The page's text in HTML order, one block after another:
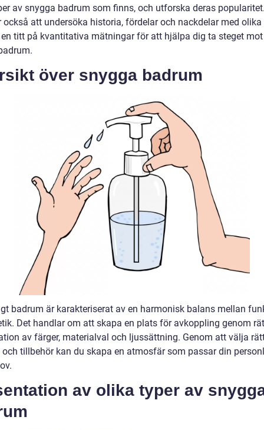
av snygga badrum som finns, och utforska deras
också att undersöka historia, fördelar och nackdelar med
titt på kvantitativa mätningar för att hjälpa dig ta steget
över snygga badrum
badrum är karakteriserat av en harmonisk balans mellan
Det handlar om att skapa en plats för avkoppling genom
av färger, materialval och ljussättning. Genom att välja
och tillbehör kan du skapa en atmosfär som passar din
av olika typer av